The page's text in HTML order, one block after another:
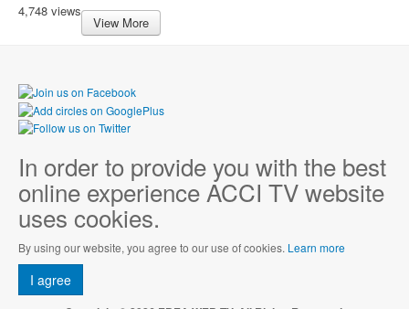
4,748 views
View More
In order to provide you with the best
online experience ACCI TV website
uses cookies.
By using our website, you agree to our use of cookies. Learn more
I agree